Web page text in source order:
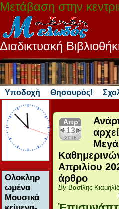
Μετάβαση στην
Διαδικτυακή
Υποδοχή Θησαυρός!
Ολοκληρ
ωμένα
Μουσικά
Απρ
13
2018
Απριλίου
άρθρο
By Βασίλης